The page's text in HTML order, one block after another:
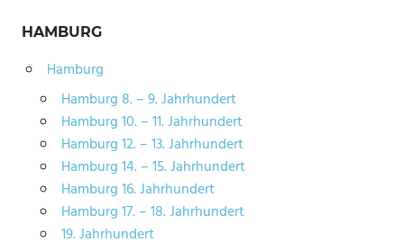
HAMBURG
Hamburg
Hamburg 8. – 9. Jahrhundert
Hamburg 10. – 11. Jahrhundert
Hamburg 12. – 13. Jahrhundert
Hamburg 14. – 15. Jahrhundert
Hamburg 16. Jahrhundert
Hamburg 17. – 18. Jahrhundert
19. Jahrhundert